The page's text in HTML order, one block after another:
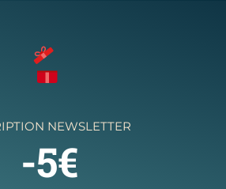
NEWSLETTER
-5€